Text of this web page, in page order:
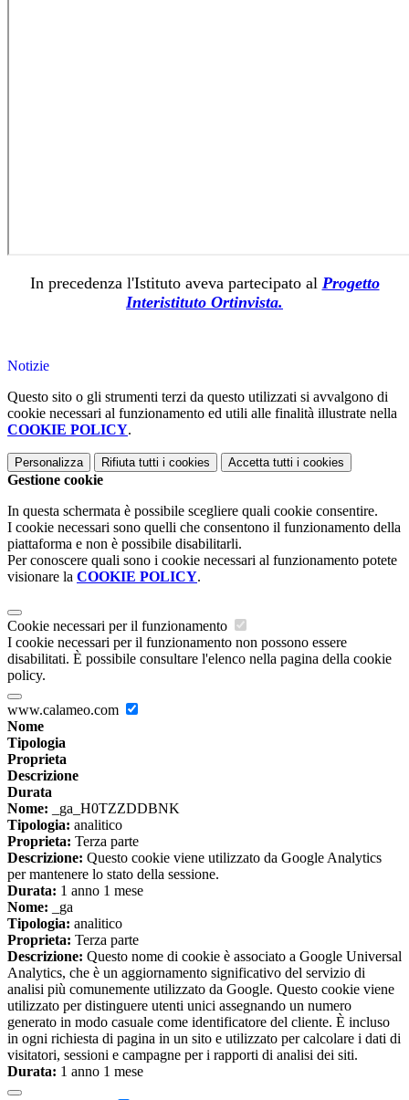
In precedenza l'Istituto aveva partecipato al Progetto
Interistituto Ortinvista.
Notizie
Questo sito o gli strumenti terzi da questo utilizzati si avvalgono di
cookie necessari al funzionamento ed utili alle finalità illustrate nella
COOKIE POLICY.
Personalizza Rifiuta tutti i cookies Accetta tutti i cookies
Gestione cookie
In questa schermata è possibile scegliere quali cookie consentire.
I cookie necessari sono quelli che consentono il funzionamento della
piattaforma e non è possibile disabilitarli.
Per conoscere quali sono i cookie necessari al funzionamento potete
visionare la COOKIE POLICY.
Cookie necessari per il funzionamento
I cookie necessari per il funzionamento non possono essere
disabilitati. È possibile consultare l'elenco nella pagina della cookie
policy.
www.calameo.com
Nome
Tipologia
Proprieta
Descrizione
Durata
Nome: _ga_H0TZZDDBNK
Tipologia: analitico
Proprieta: Terza parte
Descrizione: Questo cookie viene utilizzato da Google Analytics
per mantenere lo stato della sessione.
Durata: 1 anno 1 mese
Nome: _ga
Tipologia: analitico
Proprieta: Terza parte
Descrizione: Questo nome di cookie è associato a Google Universal
Analytics, che è un aggiornamento significativo del servizio di
analisi più comunemente utilizzato da Google. Questo cookie viene
utilizzato per distinguere utenti unici assegnando un numero
generato in modo casuale come identificatore del cliente. È incluso
in ogni richiesta di pagina in un sito e utilizzato per calcolare i dati di
visitatori, sessioni e campagne per i rapporti di analisi dei siti.
Durata: 1 anno 1 mese